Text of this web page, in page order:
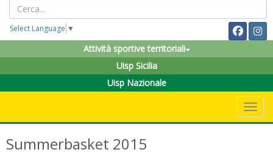
Select Language ▼
Attività sportive territoriali
Uisp Sicilia
Uisp Nazionale
Summerbasket 2015